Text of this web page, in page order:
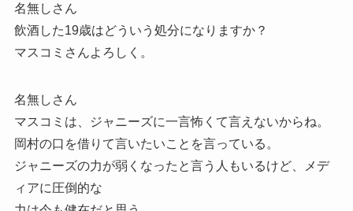
名無しさん
飲酒した19歳はどういう処分になりますか？
マスコミさんよろしく。
名無しさん
マスコミは、ジャニーズに一言怖くて言えないからね。
岡村の口を借りて言いたいことを言っている。
ジャニーズの力が弱くなったと言う人もいるけど、メデ
ィアに圧倒的な